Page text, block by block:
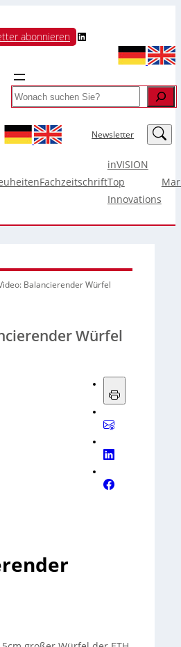
abonnieren LinkedIn
Search
Newsletter LinkedIn
Fachzeitschrift
inVISION
Top
Innovations
Balancierender Würfel
Würfel